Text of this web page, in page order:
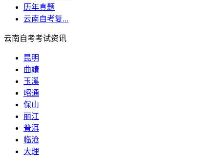
历年真题
云南自考复...
云南自考考试资讯
昆明
曲靖
玉溪
昭通
保山
丽江
普洱
临沧
大理